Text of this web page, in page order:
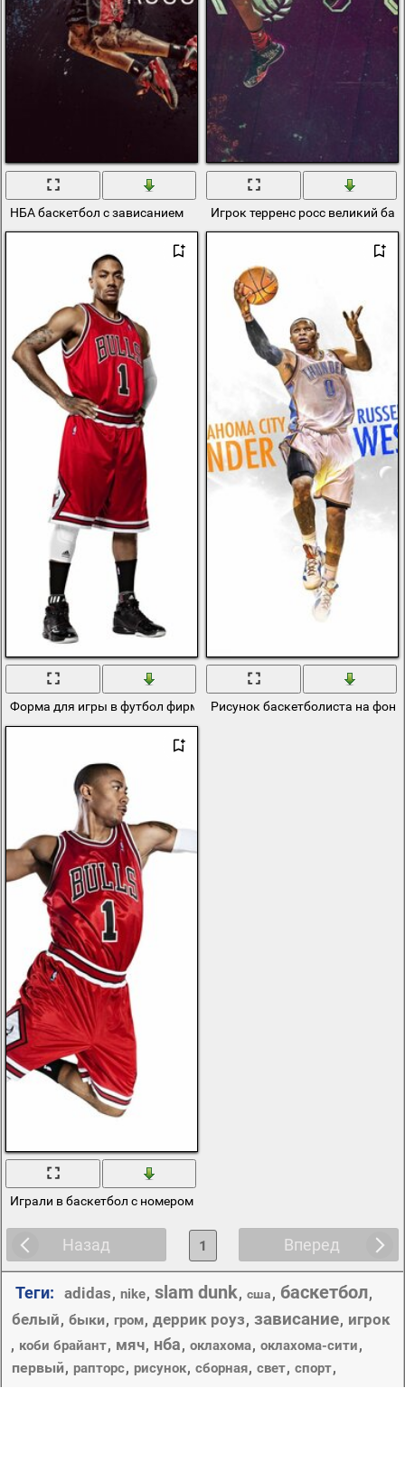
НБА баскетбол с зависанием Игрок терренс росс великий
Форма для игры в футбол фирмы адидасРисунок баскетболиста на
Играли в баскетбол с номером один
Назад Вперед
1
Теги: adidas, nike, slam dunk, сша, баскетбол,
белый, быки, гром, деррик роуз, зависание, игрок
, коби брайант, мяч, нба, оклахома, оклахома-сити,
первый, рапторс, рисунок, сборная, свет, спорт,